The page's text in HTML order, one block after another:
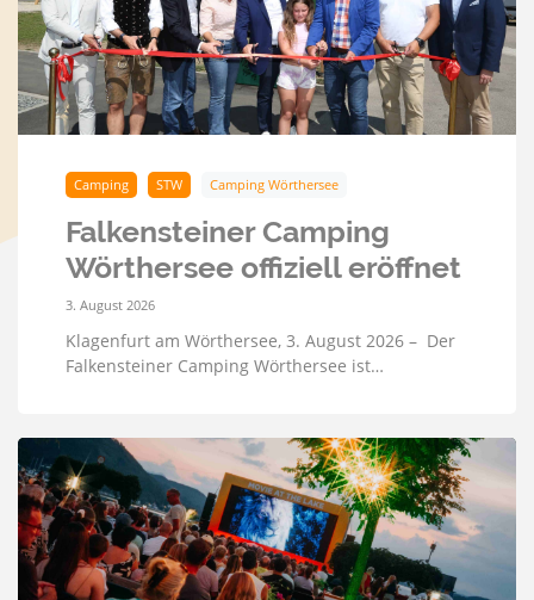
Camping STW Camping Wörthersee
Falkensteiner Camping
Wörthersee offiziell eröffnet
3. August 2026
Klagenfurt am Wörthersee, 3. August 2026 – Der
Falkensteiner Camping Wörthersee ist…